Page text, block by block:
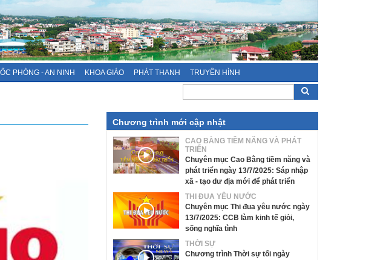
PHÒNG - AN NINH KHOA GIÁO PHÁT THANH TRUYỀN HÌNH
Chương trình mới cập nhật
CAO BẰNG TIỀM NĂNG VÀ PHÁT
TRIỂN
Chuyên mục Cao Bằng tiềm năng và
phát triển ngày 13/7/2025: Sáp nhập
xã - tạo dư địa mới để phát triển
THI ĐUA YÊU NƯỚC
Chuyên mục Thi đua yêu nước ngày
13/7/2025: CCB làm kinh tế giỏi,
sống nghĩa tình
THỜI SỰ
Chương trình Thời sự tối ngày